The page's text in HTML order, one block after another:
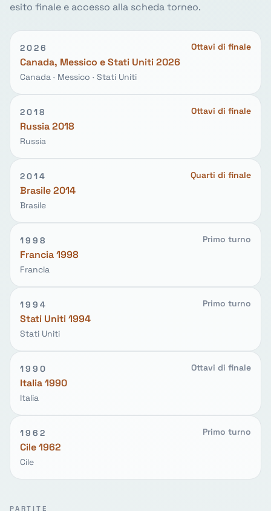
esito finale e accesso alla scheda torneo.
2026
Canada, Messico e Stati Uniti 2026
Canada · Messico · Stati Uniti
Ottavi di finale
2018
Russia 2018
Russia
Ottavi di finale
2014
Brasile 2014
Brasile
Quarti di finale
1998
Francia 1998
Francia
Primo turno
1994
Stati Uniti 1994
Stati Uniti
Primo turno
1990
Italia 1990
Italia
Ottavi di finale
1962
Cile 1962
Cile
Primo turno
PARTITE